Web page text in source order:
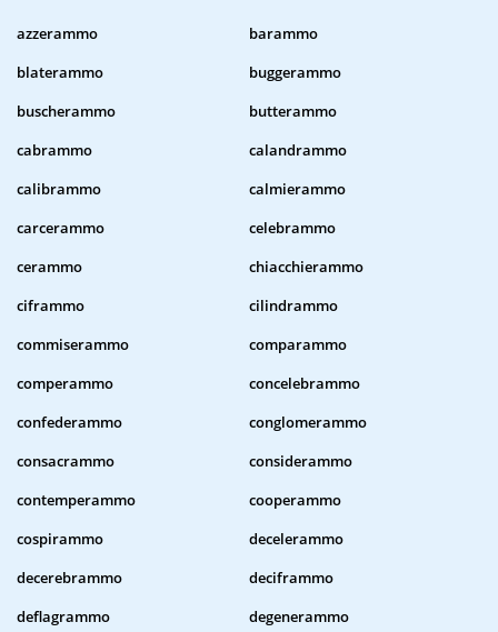
azzerammo
barammo
blaterammo
buggerammo
buscherammo
butterammo
cabrammo
calandrammo
calibrammo
calmierammo
carcerammo
celebrammo
cerammo
chiacchierammo
ciframmo
cilindrammo
commiserammo
comparammo
comperammo
concelebrammo
confederammo
conglomerammo
consacrammo
considerammo
contemperammo
cooperammo
cospirammo
decelerammo
decerebrammo
deciframmo
deflagrammo
degenerammo